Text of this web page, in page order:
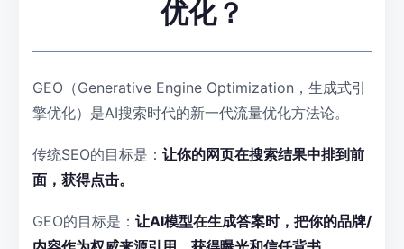
优化？
GEO（Generative Engine Optimization，生成式引
擎优化）是AI搜索时代的新一代流量优化方法论。
传统SEO的目标是： 让你的网页在搜索结果中排到前
面，获得点击。
GEO的目标是： 让AI模型在生成答案时，把你的品牌/